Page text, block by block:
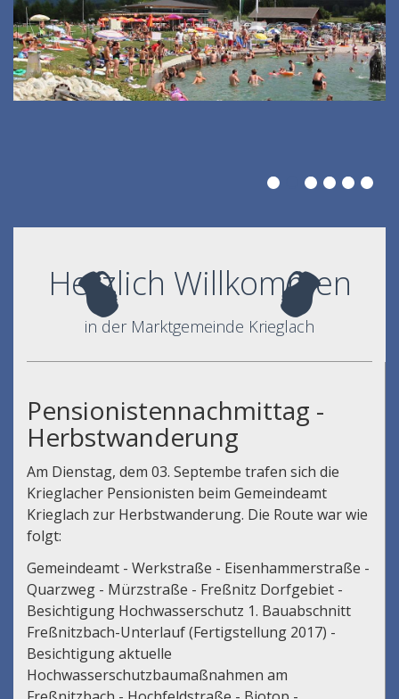
Herzlich Willkommen
in der Marktgemeinde Krieglach
Pensionistennachmittag -
Herbstwanderung
Am Dienstag, dem 03. Septembe trafen sich die
Krieglacher Pensionisten beim Gemeindeamt
Krieglach zur Herbstwanderung. Die Route war wie
folgt:
Gemeindeamt - Werkstraße - Eisenhammerstraße -
Quarzweg - Mürzstraße - Freßnitz Dorfgebiet -
Besichtigung Hochwasserschutz 1. Bauabschnitt
Freßnitzbach-Unterlauf (Fertigstellung 2017) -
Besichtigung aktuelle
Hochwasserschutzbaumaßnahmen am